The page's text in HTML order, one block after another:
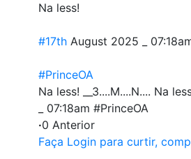
Na less!
#17th August 2025 _
#PrinceOA
Na less! __3....M....N.... Na
_ 07:18am #PrinceOA
·0 Anterior
Faça Login para curtir,